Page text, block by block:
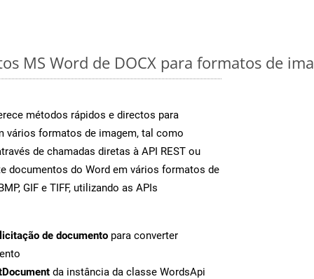
MS Word de DOCX para formatos de
métodos rápidos e directos para
vários formatos de imagem, tal como
de chamadas diretas à API REST ou
documentos do Word em vários formatos de
GIF e TIFF, utilizando as APIs
de documento para converter
da instância da classe WordsApi